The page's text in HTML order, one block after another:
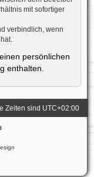
mit sofortiger
verbindlich, wenn
persönlichen
enthalten.
Zeiten sind UTC+02:00